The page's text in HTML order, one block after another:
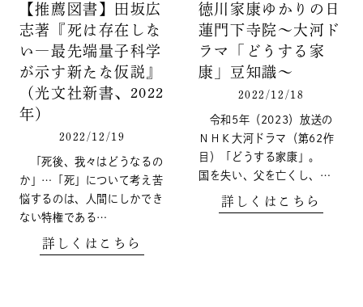
【推薦図書】田坂広
志著『死は存在しな
い―最先端量子科学
が示す新たな仮説』
（光文社新書、2022
年）
2022/12/19
「死後、我々はどうなるの
か」…「死」について考え苦
悩するのは、人間にしかでき
ない特権である…
詳しくはこちら
徳川家康ゆかりの日
蓮門下寺院～大河ド
ラマ「どうする家
康」豆知識～
2022/12/18
令和5年（2023）放送の
ＮＨＫ大河ドラマ（第62作
目）「どうする家康」。
国を失い、父を亡くし、…
詳しくはこちら